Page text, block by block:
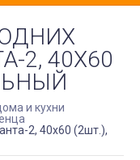
2, 40Х60
и кухни
2, 40х60 (2шт.),